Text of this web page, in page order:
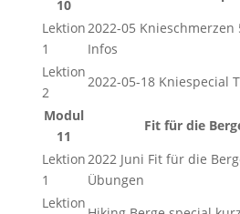
10
Lektion
1
2022-05
Infos
Lektion
2
2022-05-18 Kniespecial
Modul
11
Fit für die
Lektion
1
2022 Juni Fit für die
Übungen
Lektion